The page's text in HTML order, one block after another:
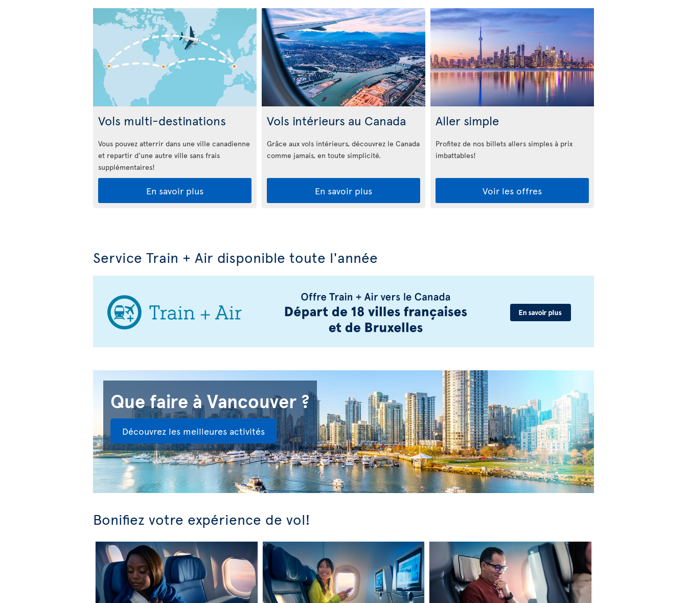
Vols multi-destinations
Vous pouvez atterrir dans une ville canadienne
et repartir d'une autre ville sans frais
supplémentaires!
En savoir plus
Vols intérieurs au Canada
Grâce aux vols intérieurs, découvrez le Canada
comme jamais, en toute simplicité.
En savoir plus
Aller simple
Profitez de nos billets allers simples à prix
imbattables!
Voir les offres
Service Train + Air disponible toute l'année
Que faire à Vancouver ?
Découvrez les meilleures activités
Bonifiez votre expérience de vol!